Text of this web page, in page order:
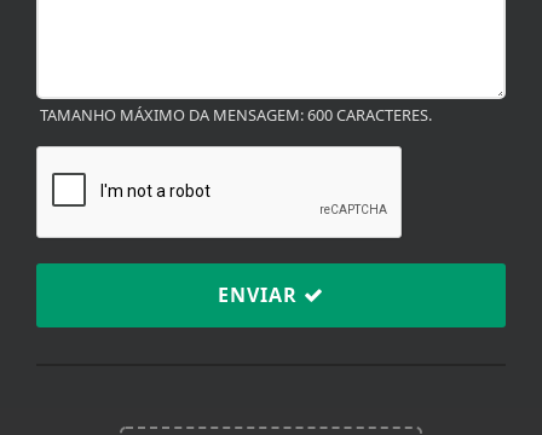
TAMANHO MÁXIMO DA MENSAGEM: 600 CARACTERES.
TERMOS DE USO E